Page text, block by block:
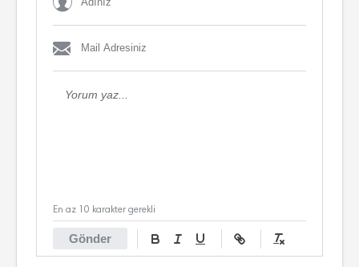
Gönder
En az 10 karakter gerekli